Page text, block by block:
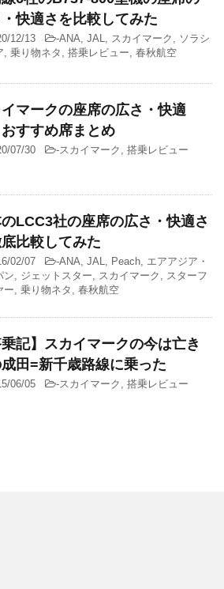
快適さを比較してみた
12/13 -ANA JAL スカイマーク
ソラシ
乗り物ネタ 搭乗レビュー 春秋航空
マークの座席の広さ・快適
すすめ席まとめ
07/30 -スカイマーク 搭乗レビュー
のLCC3社の座席の広さ・快適さ
比較してみた
02/07 -ANA JAL Peach
エアアジア・
ン
ジェットスター スカイマーク
スターフ
ー 乗り物ネタ 春秋航空
乗記】スカイマークの今は亡き
田=新千歳路線に乗った
06/05 -スカイマーク 搭乗レビュー